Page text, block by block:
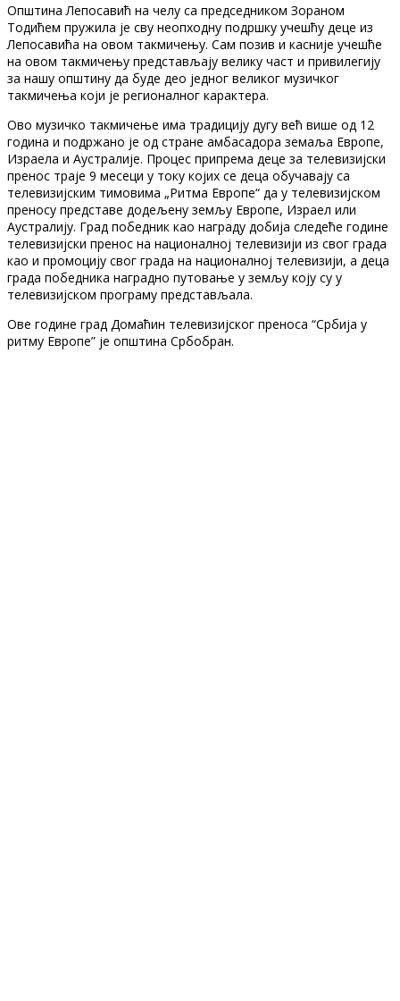
Општина Лепосавић на челу са председником Зораном
Тодићем пружила је сву неопходну подршку учешћу деце из
Лепосавића на овом такмичењу. Сам позив и касније учешће
на овом такмичењу представљају велику част и привилегију
за нашу општину да буде део једног великог музичког
такмичења који је регионалног карактера.
Ово музичко такмичење има традицију дугу већ више од 12
година и подржано је од стране амбасадора земаља Европе,
Израела и Аустралије. Процес припрема деце за телевизијски
пренос траје 9 месеци у току којих се деца обучавају са
телевизијским тимовима „Ритма Европе“ да у телевизијском
преносу представе додељену земљу Европе, Израел или
Аустралију. Град победник као награду добија следеће године
телевизијски пренос на националној телевизији из свог града
као и промоцију свог града на националној телевизији, а деца
града победника наградно путовање у земљу коју су у
телевизијском програму представљала.
Ове године град Домаћин телевизијског преноса “Србија у
ритму Европе” је општина Србобран.